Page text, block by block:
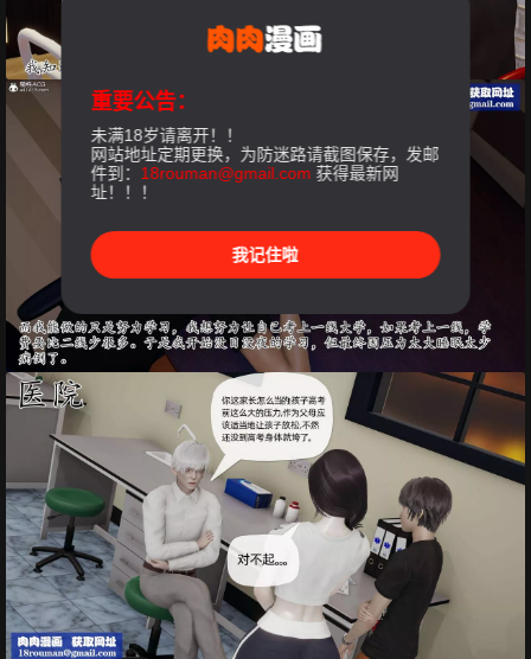
重要公告：
未满18岁请离开！！
网站地址定期更换，为防迷路请截图保存，发邮
件到： 18rouman@gmail.com 获得最新网
址！！！
我记住啦